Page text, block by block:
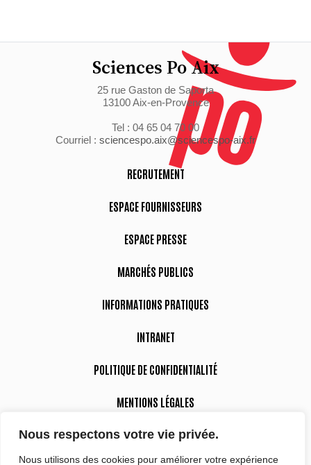
Nous respectons votre vie privée.
Nous utilisons des cookies pour améliorer votre expérience
Sciences Po Aix
25 rue Gaston de Saporta
13100 Aix-en-Provence
Tel : 04 65 04 70 00
Courriel : sciencespo.aix@sciencespo-aix.fr
RECRUTEMENT
ESPACE FOURNISSEURS
ESPACE PRESSE
MARCHÉS PUBLICS
INFORMATIONS PRATIQUES
INTRANET
POLITIQUE DE CONFIDENTIALITÉ
MENTIONS LÉGALES
DÉCLARATION D’ACCESSIBILITÉ